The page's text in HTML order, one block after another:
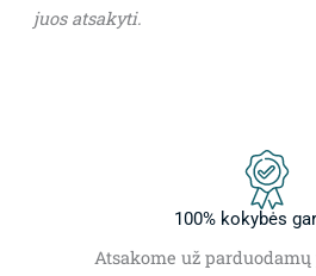
juos atsakyti.
100% kokybės
Atsakome už